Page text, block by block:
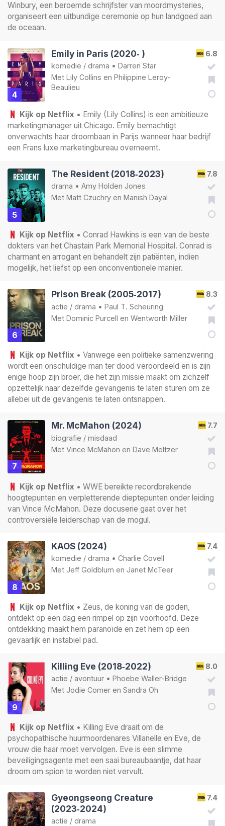
Winbury, een beroemde schrijfster van moordmysteries,
organiseert een uitbundige ceremonie op hun landgoed aan
de oceaan.
4
6.8
Emily in Paris (2020‑ )
komedie / drama • Darren Star
Met Lily Collins en Philippine Leroy-
Beaulieu
Kijk op Netflix • Emily (Lily Collins) is een ambitieuze
marketingmanager uit Chicago. Emily bemachtigt
onverwachts haar droombaan in Parijs wanneer haar bedrijf
een Frans luxe marketingbureau overneemt.
5
7.8
The Resident (2018‑2023)
drama • Amy Holden Jones
Met Matt Czuchry en Manish Dayal
Kijk op Netflix • Conrad Hawkins is een van de beste
dokters van het Chastain Park Memorial Hospital. Conrad is
charmant en arrogant en behandelt zijn patiënten, indien
mogelijk, het liefst op een onconventionele manier.
6
8.3
Prison Break (2005‑2017)
actie / drama • Paul T. Scheuring
Met Dominic Purcell en Wentworth Miller
Kijk op Netflix • Vanwege een politieke samenzwering
wordt een onschuldige man ter dood veroordeeld en is zijn
enige hoop zijn broer, die het zijn missie maakt om zichzelf
opzettelijk naar dezelfde gevangenis te laten sturen om ze
allebei uit de gevangenis te laten ontsnappen.
7
7.7
Mr. McMahon (2024)
biografie / misdaad
Met Vince McMahon en Dave Meltzer
Kijk op Netflix • WWE bereikte recordbrekende
hoogtepunten en verpletterende dieptepunten onder leiding
van Vince McMahon. Deze docuserie gaat over het
controversiële leiderschap van de mogul.
8
7.4
KAOS (2024)
komedie / drama • Charlie Covell
Met Jeff Goldblum en Janet McTeer
Kijk op Netflix • Zeus, de koning van de goden,
ontdekt op een dag een rimpel op zijn voorhoofd. Deze
ontdekking maakt hem paranoïde en zet hem op een
gevaarlijk en instabiel pad.
9
8.0
Killing Eve (2018‑2022)
actie / avontuur • Phoebe Waller-Bridge
Met Jodie Comer en Sandra Oh
Kijk op Netflix • Killing Eve draait om de
psychopathische huurmoordenares Villanelle en Eve, de
vrouw die haar moet vervolgen. Eve is een slimme
beveiligingsagente met een saai bureaubaantje, dat haar
droom om spion te worden niet vervult.
7.4
Gyeongseong Creature
(2023‑2024)
actie / drama